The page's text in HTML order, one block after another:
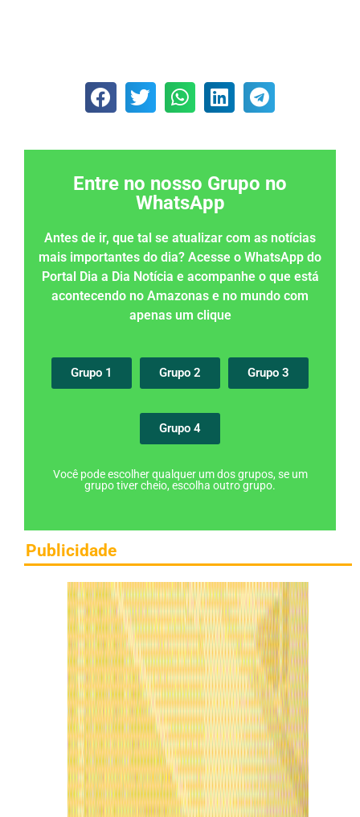
Entre no nosso Grupo no
WhatsApp
Antes de ir, que tal se atualizar com as notícias
mais importantes do dia? Acesse o WhatsApp do
Portal Dia a Dia Notícia e acompanhe o que está
acontecendo no Amazonas e no mundo com
apenas um clique
Grupo 1 Grupo 2 Grupo 3
Grupo 4
Você pode escolher qualquer um dos grupos, se um
grupo tiver cheio, escolha outro grupo.
Publicidade